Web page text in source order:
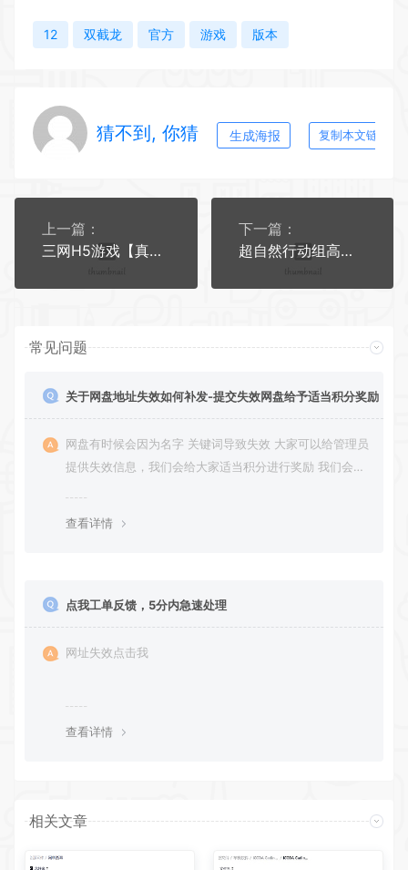
12 双截龙 官方 游戏 版本
猜不到, 你猜 生成海报 复制本文链接
上一篇：
三网H5游戏【真龙天子H5内购版】最新整理WIN系服务端+简易客户端+GM工具+详细搭建教程
下一篇：
超自然行动组高清全套小抄全新含宝藏房持续更新简单易操作
常见问题
关于网盘地址失效如何补发-提交失效网盘给予适当积分奖励
网盘有时候会因为名字 关键词导致失效 大家可以给管理员
提供失效信息，我们会给大家适当积分进行奖励 我们会第
查看详情
点我工单反馈，5分内急速处理
网址失效点击我
查看详情
相关文章